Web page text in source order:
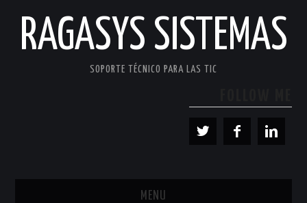
RAGASYS SISTEMAS
SOPORTE TÉCNICO PARA LAS TIC
MENU